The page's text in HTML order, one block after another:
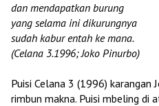
dan mendapatkan burung
yang selama ini dikurungnya
sudah kabur entah ke mana.
(Celana 3.1996;Joko Pinurbo)
Puisi Celana 3 (1996) karangan
rimbun makna. Puisi mbeling di